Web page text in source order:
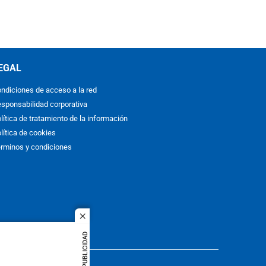
close
PUBLICIDAD
de acceso a la red
corporativa
de tratamiento de la información
de cookies
y condiciones